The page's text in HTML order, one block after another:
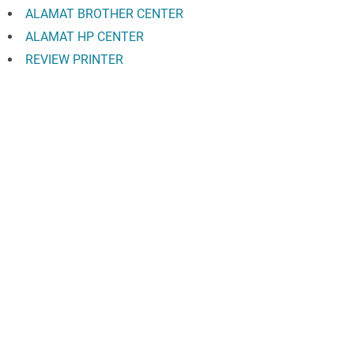
ALAMAT BROTHER CENTER
ALAMAT HP CENTER
REVIEW PRINTER